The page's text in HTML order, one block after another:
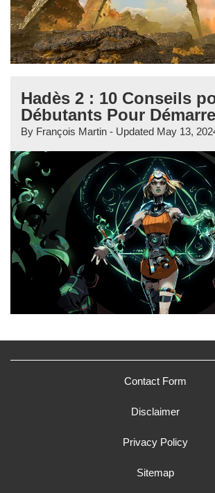
Hadès 2 : 10 Conseils
Débutants Pour
By François Martin - Updated May 13,
Contact Form
Disclaimer
Privacy Policy
Sitemap